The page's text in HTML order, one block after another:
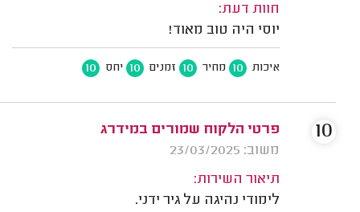
חוות דעת:
יוסי היה טוב מאוד!
איכות 10 מחיר 10 זמנים 10 יחס 10
פרטי הלקוח שמורים במידרג
משוב: 23/03/2025
תיאור השירות:
לימודי נהיגה על גיר ידני.
10